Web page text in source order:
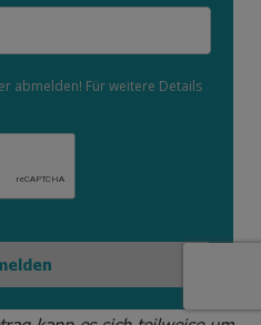
abmelden! Für weitere Details